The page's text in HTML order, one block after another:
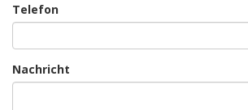
Telefon
Nachricht